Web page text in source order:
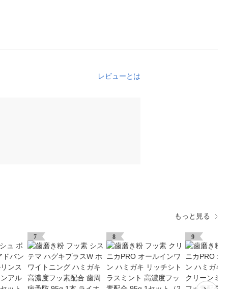
レビューとは
もっと見る
7 8 9